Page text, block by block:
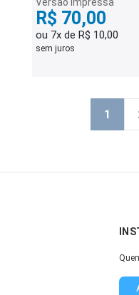
R$ 70,00
ou 7x de R$ 10,00
sem juros
1